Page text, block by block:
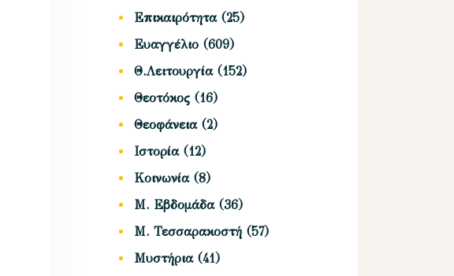
Επικαιρότητα(25)
Ευαγγέλιο (609)
Θ.Λειτουργία(152)
Θεοτόκος (16)
Θεοφάνεια(2)
Ιστορία(12)
Κοινωνία(8)
Μ. Εβδομάδα(36)
Μ. Τεσσαρακοστή (57)
Μυστήρια(41)